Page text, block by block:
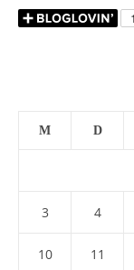
M D
3 4
10 11